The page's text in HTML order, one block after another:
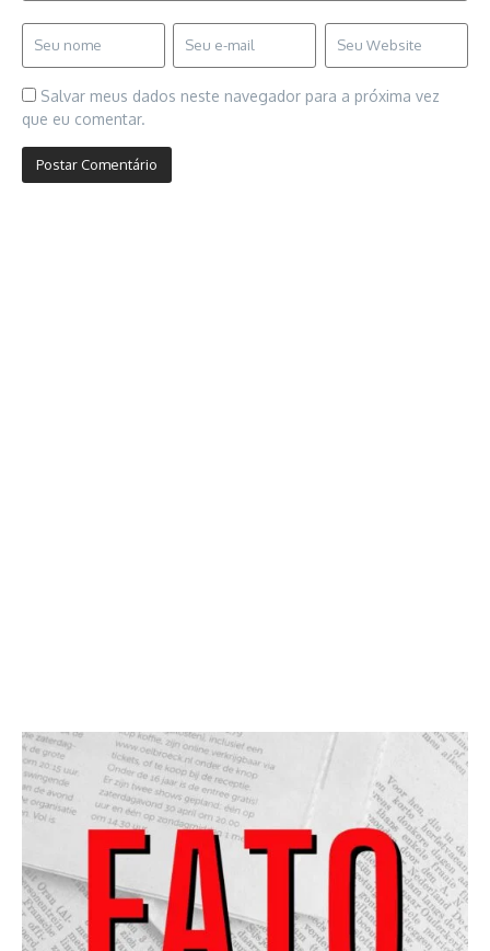
Salvar meus dados neste navegador para a próxima vez
que eu comentar.